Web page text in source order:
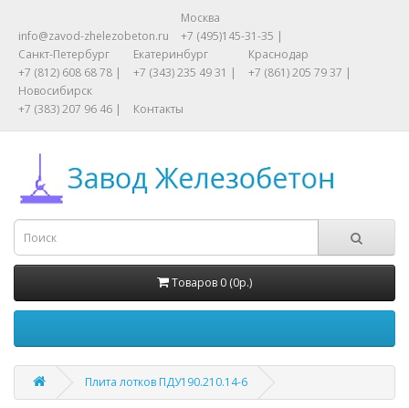
info@zavod-zhelezobeton.ru
Москва
+7 (495)145-31-35 |
Санкт-Петербург
+7 (812) 608 68 78 |
Екатеринбург
+7 (343) 235 49 31 |
Краснодар
+7 (861) 205 79 37 |
Новосибирск
+7 (383) 207 96 46 |
Контакты
Товаров 0 (0р.)
Плита лотков ПДУ190.210.14-6